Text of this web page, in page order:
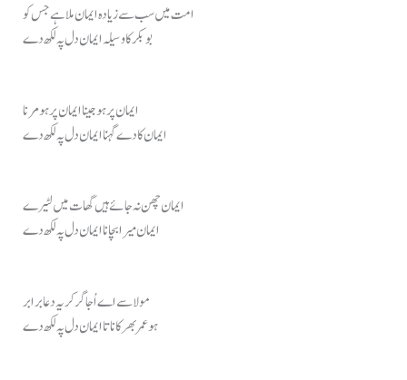
امت میں سب سے زیادہ ایمان ملا ہے جس کو
بو بکر کا وسیلہ ایمان دل پہ لکھ دے
ایمان پر ہو جینا ایمان پر ہو مرنا
ایمان کا دے گہنا ایمان دل پہ لکھ دے
ایمان چھن نہ جائے ہیں گھات میں لٹیرے
ایمان میرا بچانا ایمان دل پہ لکھ دے
مولا سے اے اُجاگر کر یہ دعا برابر
ہو عمر بھر کا ناتا ایمان دل پہ لکھ دے